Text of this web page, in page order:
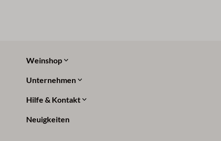
Weinshop
Unternehmen
Hilfe & Kontakt
Neuigkeiten